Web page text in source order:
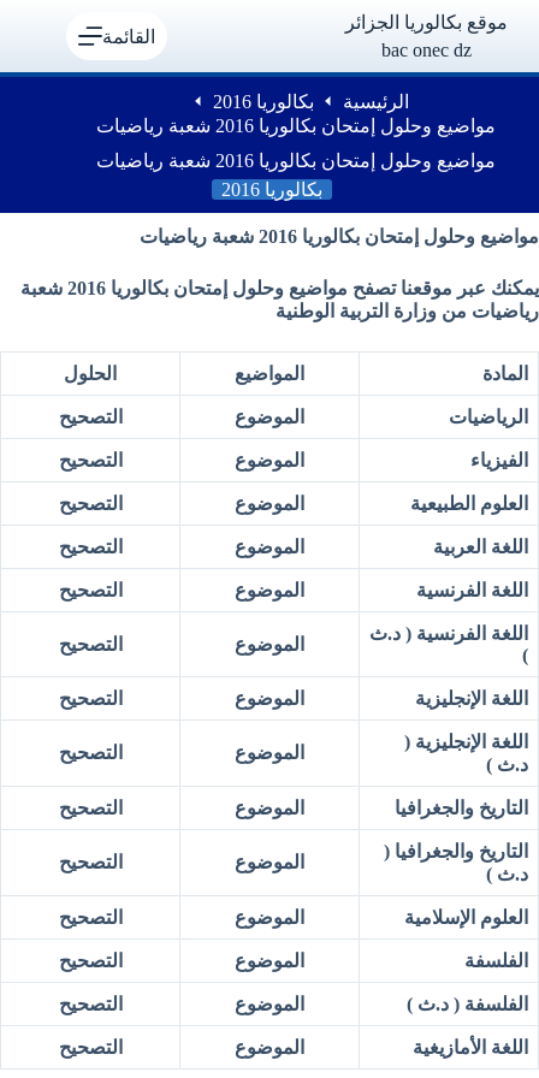
موقع بكالوريا الجزائر
bac onec dz
القائمة
الرئيسية
بكالوريا 2016
مواضيع وحلول إمتحان بكالوريا 2016 شعبة رياضيات
مواضيع وحلول إمتحان بكالوريا 2016 شعبة رياضيات
بكالوريا 2016
مواضيع وحلول إمتحان بكالوريا 2016 شعبة رياضيات
يمكنك عبر موقعنا تصفح مواضيع وحلول إمتحان
بكالوريا 2016 شعبة
رياضيات من وزارة التربية الوطنية
المادة المواضيع الحلول
الرياضيات الموضوع التصحيح
الفيزياء الموضوع التصحيح
العلوم الطبيعية الموضوع التصحيح
اللغة العربية الموضوع التصحيح
اللغة الفرنسية الموضوع التصحيح
اللغة الفرنسية ( د.ث
)
الموضوع التصحيح
اللغة الإنجليزية الموضوع التصحيح
اللغة الإنجليزية (
د.ث )
الموضوع التصحيح
التاريخ والجغرافيا الموضوع التصحيح
التاريخ والجغرافيا (
د.ث )
الموضوع التصحيح
العلوم الإسلامية الموضوع التصحيح
الفلسفة الموضوع التصحيح
الفلسفة ( د.ث ) الموضوع التصحيح
اللغة الأمازيغية الموضوع التصحيح